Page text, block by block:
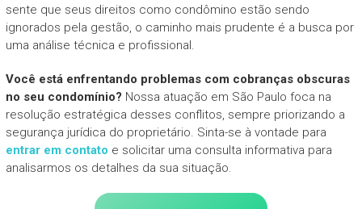
sente que seus direitos como condômino estão sendo
ignorados pela gestão, o caminho mais prudente é a busca por
uma análise técnica e profissional.
Você está enfrentando problemas com cobranças obscuras
no seu condomínio? Nossa atuação em São Paulo foca na
resolução estratégica desses conflitos, sempre priorizando a
segurança jurídica do proprietário. Sinta-se à vontade para
entrar em contato e solicitar uma consulta informativa para
analisarmos os detalhes da sua situação.